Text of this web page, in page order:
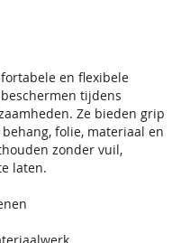
en flexibele
tijdens
Ze bieden grip
folie, materiaal en
zonder vuil,
laten.